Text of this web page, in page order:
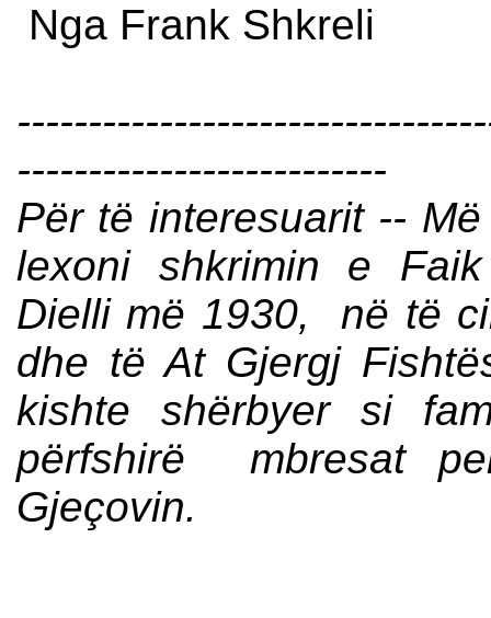
Nga Frank Shkreli
--------------------------
Për të interesuarit --
lexoni shkrimin e
Dielli më 1930, në të
dhe të At Gjergj
kishte shërbyer si
përfshirë mbresat
Gjeçovin.